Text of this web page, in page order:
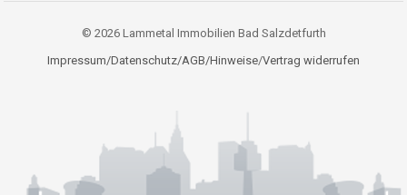
© 2026 Lammetal Immobilien Bad Salzdetfurth
Impressum/Datenschutz/AGB/Hinweise/Vertrag widerrufen